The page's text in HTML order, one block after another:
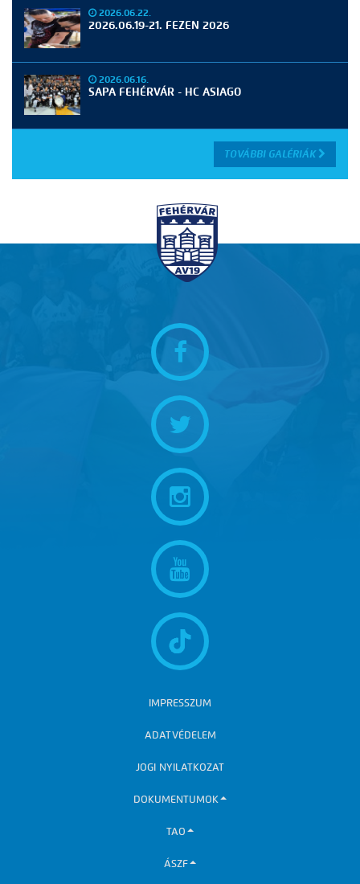
2026.06.22.
2026.06.19-21. FEZEN 2026
2026.06.16.
SAPA FEHÉRVÁR - HC ASIAGO
TOVÁBBI GALÉRIÁK
IMPRESSZUM
ADATVÉDELEM
JOGI NYILATKOZAT
DOKUMENTUMOK
TAO
ÁSZF